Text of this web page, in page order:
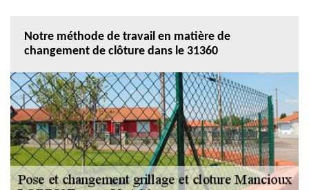
Notre méthode de travail en matière de
changement de clôture dans le 31360